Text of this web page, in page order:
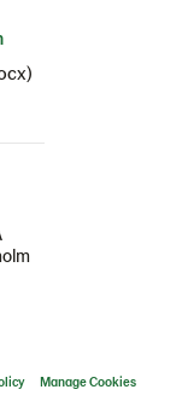
Manage Cookies